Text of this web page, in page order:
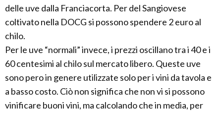
delle uve dalla Franciacorta. Per del Sangiovese
coltivato nella DOCG si possono spendere 2 euro al
chilo.
Per le uve “normali” invece, i prezzi oscillano tra i 40 e i
60 centesimi al chilo sul mercato libero. Queste uve
sono pero in genere utilizzate solo per i vini da tavola e
a basso costo. Ciò non significa che non vi si possono
vinificare buoni vini, ma calcolando che in media, per